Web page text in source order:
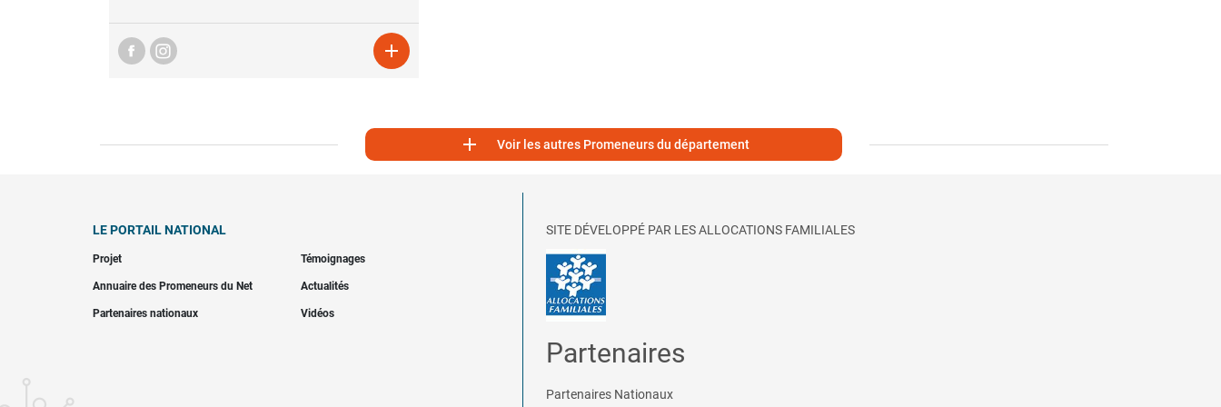

 Voir les autres Promeneurs du département
LE PORTAIL NATIONAL
Projet Témoignages
Annuaire des Promeneurs du Net Actualités
Partenaires nationaux Vidéos
SITE DÉVELOPPÉ PAR LES ALLOCATIONS FAMILIALES
Partenaires
Partenaires Nationaux